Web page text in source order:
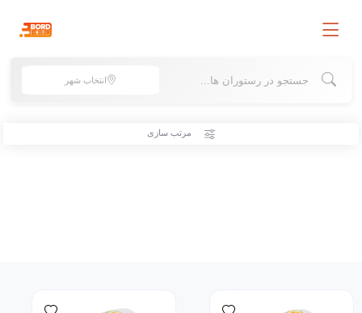
انتخاب شهر
مرتب سازی